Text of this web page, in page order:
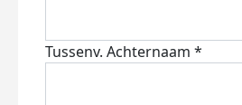
Tussenv. Achternaam *